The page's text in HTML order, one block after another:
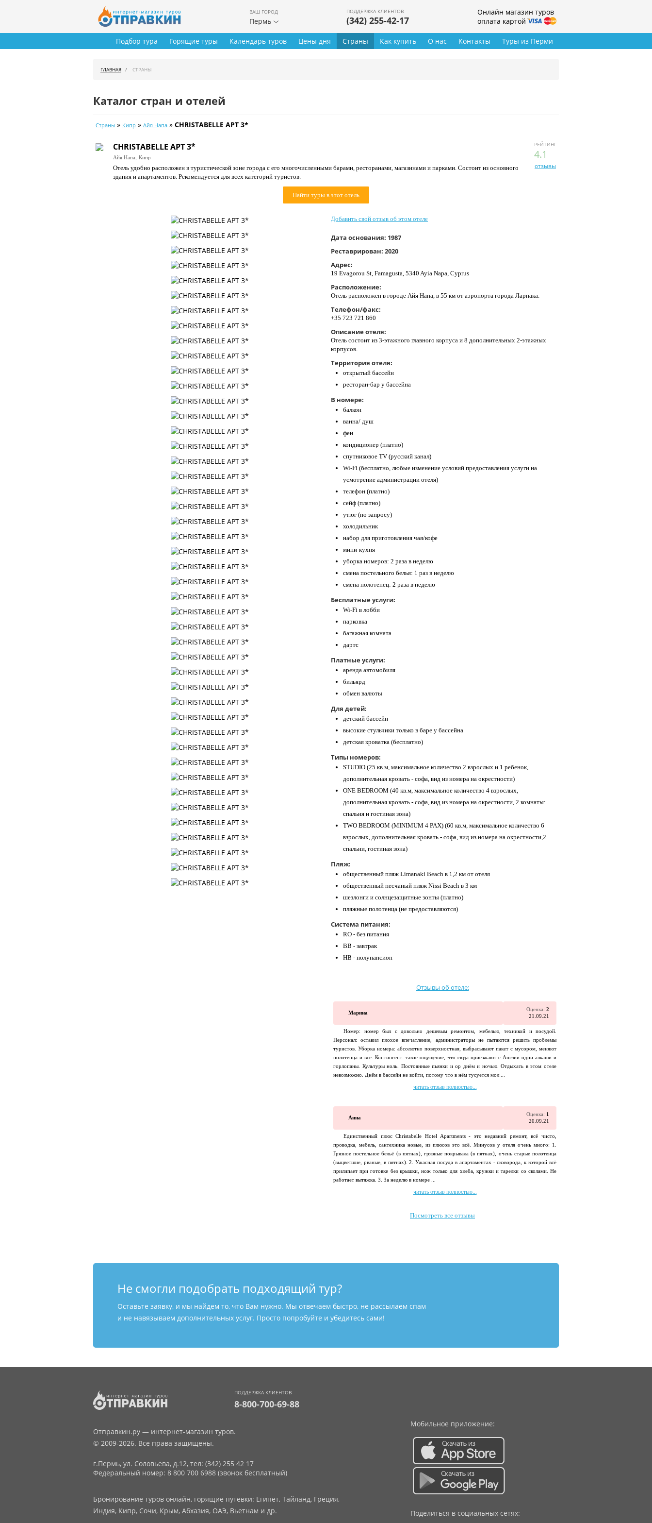
ВАШ ГОРОД
Пермь
ПОДДЕРЖКА КЛИЕНТОВ
(342) 255-42-17
Онлайн магазин туров
оплата картой
Туры из Перми
Подбор тура Горящие туры Календарь туров Цены дня Страны Как купить О нас Контакты
ГЛАВНАЯ СТРАНЫ
Каталог стран и отелей
Страны » Кипр » Айя Напа » CHRISTABELLE APT 3*
РЕЙТИНГ
4.1
отзывы
CHRISTABELLE APT 3*
Айя Напа, Кипр
Отель удобно расположен в туристической зоне города с его многочисленными барами, ресторанами, магазинами и парками. Состоит из основного
здания и апартаментов. Рекомендуется для всех категорий туристов.
Найти туры в этот отель
Добавить свой отзыв об этом отеле
Дата основания: 1987
Реставрирован: 2020
Адрес:
19 Evagorou St, Famagusta, 5340 Ayia Napa, Cyprus
Расположение:
Отель расположен в городе Айя Напа, в 55 км от аэропорта города Ларнака.
Телефон/факс:
+35 723 721 860
Описание отеля:
Отель состоит из 3-этажного главного корпуса и 8 дополнительных 2-этажных
корпусов.
Территория отеля:
открытый бассейн
​ресторан-бар у бассейна
В номере:
балкон
ванна/ душ
фен
кондиционер (платно)
спутниковое TV (русский канал)
Wi-Fi (бесплатно, любые изменение условий предоставления услуги на
усмотрение администрации отеля)
телефон (платно)
сейф (платно)
утюг (по запросу)
холодильник
набор для приготовления чая/кофе
мини-кухня
уборка номеров: 2 раза в неделю
смена постельного белья: 1 раз в неделю
смена полотенец: 2 раза в неделю
Бесплатные услуги:
Wi-Fi в лобби
парковка
багажная комната
дартс
Платные услуги:
аренда автомобиля
бильярд
обмен валюты
Для детей:
детский бассейн
высокие стульчики только в баре у бассейна
детская кроватка (бесплатно)
Типы номеров:
STUDIO (25 кв.м, максимальное количество 2 взрослых и 1 ребенок,
дополнительная кровать - софа, вид из номера на окрестности)
ONE BEDROOM (40 кв.м, максимальное количество 4 взрослых,
дополнительная кровать - софа, вид из номера на окрестности, 2 комнаты:
спальня и гостиная зона)
TWO BEDROOM (MINIMUM 4 PAX) (60 кв.м, максимальное количество 6
взрослых, дополнительная кровать - софа, вид из номера на окрестности,2
спальни, гостиная зона)
Пляж:
общественный пляж Limanaki Beach в 1,2 км от отеля
общественный песчаный пляж Nissi Beach в 3 км
шезлонги и солнцезащитные зонты (платно)
пляжные полотенца (не предоставляются)
Система питания:
RO - без питания
BB - завтрак
HB - полупансион
Отзывы об отеле:
Марина
Оценка: 2
21.09.21
Номер: номер был с довольно дешевым ремонтом, мебелью, техникой и посудой.
Персонал: оставил плохое впечатление, администраторы не пытаются решить проблемы
туристов. Уборка номера: абсолютно поверхностная, выбрасывают пакет с мусором, меняют
полотенца и все. Контингент: такое ощущение, что сюда приезжают с Англии одни алкаши и
горлопаны. Культуры ноль. Постоянные пьянки и ор днём и ночью. Отдыхать в этом отеле
невозможно. Днём в бассейн не войти, потому что в нём тусуется мол ...
читать отзыв полностью...
Анна
Оценка: 1
20.09.21
Единственный плюс Christabelle Hotel Apartments - это недавний ремонт, всё чисто,
проводка, мебель, сантехника новые, из плюсов это всё. Минусов у отеля очень много: 1.
Грязное постельное бельё (в пятнах), грязные покрывала (в пятнах), очень старые полотенца
(выцветшие, рваные, в пятнах). 2. Ужасная посуда в апартаментах - сковорода, к которой всё
прилипает при готовке без крышки, нож только для хлеба, кружки и тарелки со сколами. Не
работает вытяжка. 3. За неделю в номере ...
читать отзыв полностью...
Посмотреть все отзывы
Не смогли подобрать подходящий тур?
Оставьте заявку, и мы найдем то, что Вам нужно. Мы отвечаем быстро, не рассылаем спам
и не навязываем дополнительных услуг. Просто попробуйте и убедитесь сами!
ПОДДЕРЖКА КЛИЕНТОВ
8-800-700-69-88
Отправкин.ру — интернет-магазин туров.
© 2009-2026. Все права защищены.
г.Пермь, ул. Соловьева, д.12, тел: (342) 255 42 17
Федеральный номер: 8 800 700 6988 (звонок бесплатный)
Бронирование туров онлайн, горящие путевки: Египет, Тайланд, Греция,
Индия, Кипр, Сочи, Крым, Абхазия, ОАЭ, Вьетнам и др.
Мобильное приложение:
Поделиться в социальных сетях: